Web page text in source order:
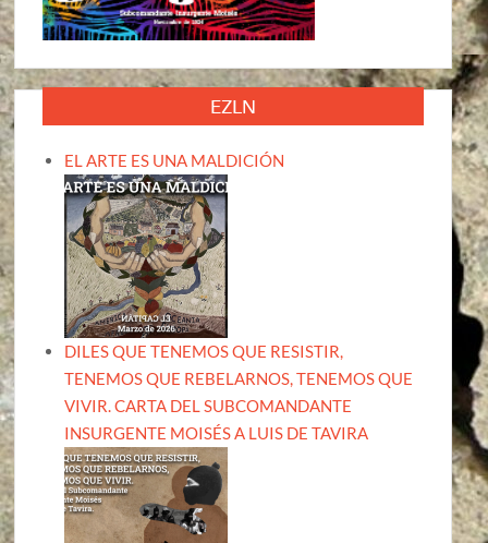
EZLN
EL ARTE ES UNA MALDICIÓN
DILES QUE TENEMOS QUE RESISTIR,
TENEMOS QUE REBELARNOS, TENEMOS QUE
VIVIR. CARTA DEL SUBCOMANDANTE
INSURGENTE MOISÉS A LUIS DE TAVIRA